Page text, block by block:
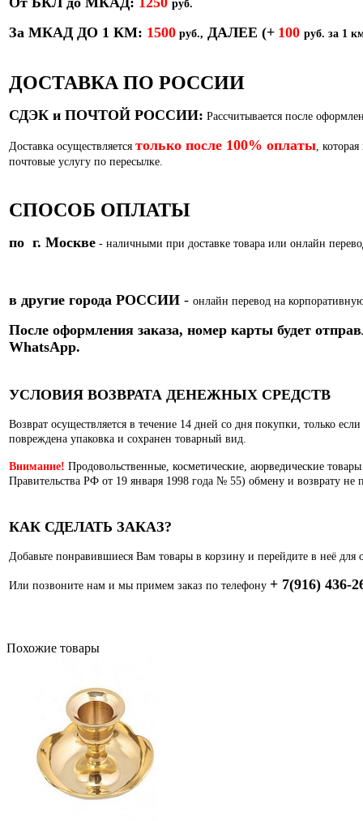
руб.
За МКАД ДО 1 КМ: 1500 руб., ДАЛЕЕ (+ 100 руб. за 1
ДОСТАВКА ПО РОССИИ
СДЭК и ПОЧТОЙ РОССИИ: Рассчитывается после
Доставка осуществляется только после 100% оплаты ,
почтовые услугу по пересылке.
СПОСОБ ОПЛАТЫ
по г. Москве - наличными при доставке товара или онлайн
в другие города РОССИИ - онлайн перевод на
После оформления заказа, номер карты будет
WhatsApp.
УСЛОВИЯ ВОЗВРАТА ДЕНЕЖНЫХ СРЕДСТВ
Возврат осуществляется в течение 14 дней со дня покупки, только
повреждена упаковка и сохранен товарный вид.
Внимание! Продовольственные, косметические, аюрведические
Правительства РФ от 19 января 1998 года № 55) обмену и возврату не
КАК СДЕЛАТЬ ЗАКАЗ?
Добавьте понравившиеся Вам товары в корзину и перейдите в неё для
Или позвоните нам и мы примем заказ по телефону + 7(916) 436-
Похожие товары